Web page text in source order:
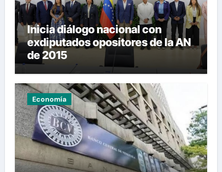
Inicia diálogo nacional con
exdiputados opositores de la AN
de 2015
Economía